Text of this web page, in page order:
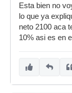
Esta bien no
lo que ya
neto 2100 aca
10% asi es en